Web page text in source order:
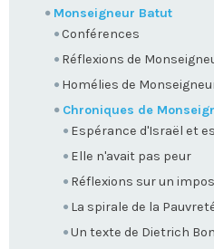
Monseigneur Batut
Conférences
Réflexions de
Homélies de
Chroniques de
Espérance d'Israël et
Elle n'avait pas peur
Réflexions sur un
La spirale de la
Un texte de Dietrich